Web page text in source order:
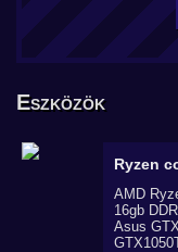
Eszközök
Ryzen
AMD
16gb
Asus